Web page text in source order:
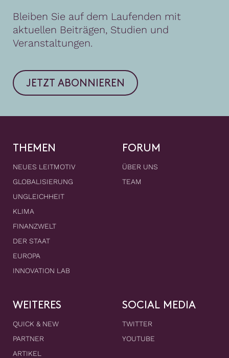
Bleiben Sie auf dem Laufenden mit
aktuellen Beiträgen, Studien und
Veranstaltungen.
JETZT ABONNIEREN
THEMEN
NEUES LEITMOTIV
GLOBALISIERUNG
UNGLEICHHEIT
KLIMA
FINANZWELT
DER STAAT
EUROPA
INNOVATION LAB
FORUM
ÜBER UNS
TEAM
WEITERES
QUICK & NEW
PARTNER
ARTIKEL
SOCIAL MEDIA
TWITTER
YOUTUBE